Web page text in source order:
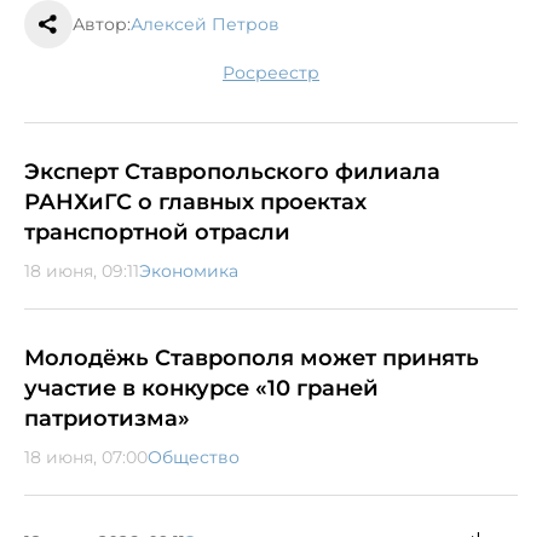
Автор:Алексей Петров
Росреестр
Эксперт Ставропольского филиала
РАНХиГС о главных проектах
транспортной отрасли
18 июня, 09:11Экономика
Молодёжь Ставрополя может принять
участие в конкурсе «10 граней
патриотизма»
18 июня, 07:00Общество